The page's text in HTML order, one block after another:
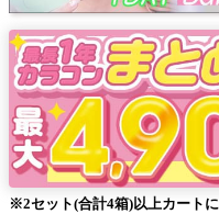
※2セット(合計4箱)以上カート